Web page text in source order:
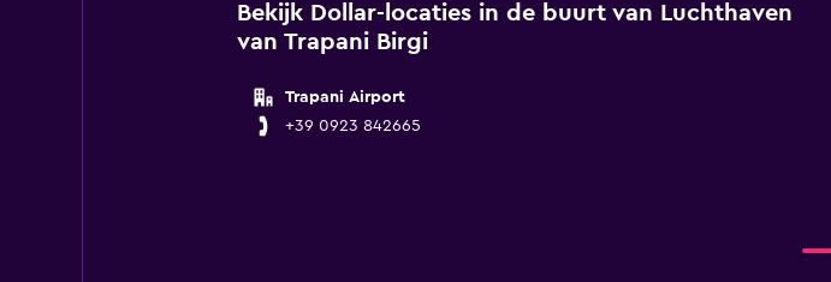
Bekijk Dollar-locaties in de buurt van Luchthaven
van Trapani Birgi
Trapani Airport
+39 0923 842665